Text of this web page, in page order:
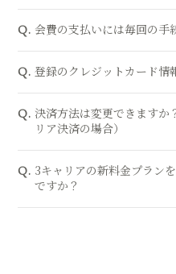
Q. 会費の支払いには毎回の手
Q. 登録のクレジットカード情
Q. 決済方法は変更できます
リア決済の場合）
Q. 3キャリアの新料金プラン
ですか？